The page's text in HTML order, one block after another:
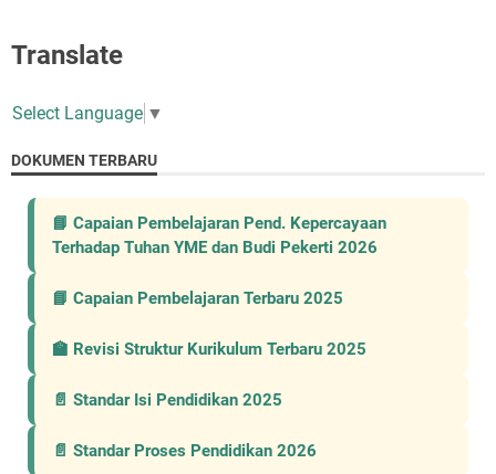
Translate
Select Language ▼
DOKUMEN TERBARU
📘 Capaian Pembelajaran Pend. Kepercayaan
Terhadap Tuhan YME dan Budi Pekerti 2026
📘 Capaian Pembelajaran Terbaru 2025
🏫 Revisi Struktur Kurikulum Terbaru 2025
📄 Standar Isi Pendidikan 2025
📄 Standar Proses Pendidikan 2026